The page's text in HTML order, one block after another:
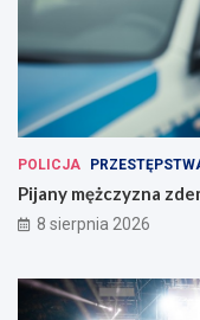
POLICJA
Pijany mężczyzna
8 sierpnia 2026